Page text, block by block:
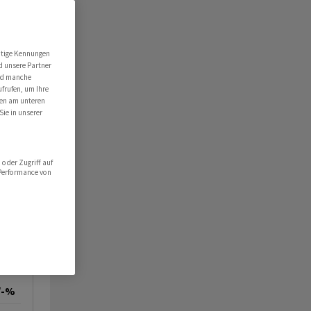
%
Kennungen
unsere Partner
manche
um Ihre
am unteren
in unserer
oder Zugriff auf
von